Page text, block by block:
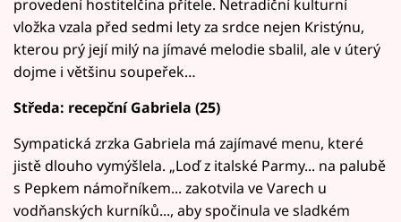
provedení hostitelčina přítele. Netradiční kulturní
vložka vzala před sedmi lety za srdce nejen Kristýnu,
kterou prý její milý na jímavé melodie sbalil, ale v úterý
dojme i většinu soupeřek…
Středa: recepční Gabriela (25)
Sympatická zrzka Gabriela má zajímavé menu, které
jistě dlouho vymýšlela. „Loď z italské Parmy... na palubě
s Pepkem námořníkem... zakotvila ve Varech u
vodňanských kurníků..., aby spočinula ve sladkém